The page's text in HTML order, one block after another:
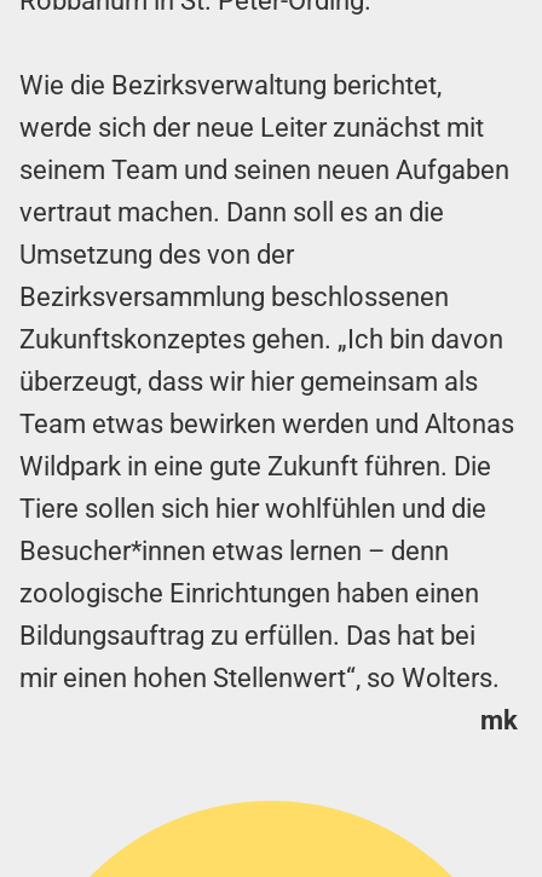
Wie die Bezirksverwaltung berichtet,
werde sich der neue Leiter zunächst mit
seinem Team und seinen neuen Aufgaben
vertraut machen. Dann soll es an die
Umsetzung des von der
Bezirksversammlung beschlossenen
Zukunftskonzeptes gehen. „Ich bin davon
überzeugt, dass wir hier gemeinsam als
Team etwas bewirken werden und Altonas
Wildpark in eine gute Zukunft führen. Die
Tiere sollen sich hier wohlfühlen und die
Besucher*innen etwas lernen – denn
zoologische Einrichtungen haben einen
Bildungsauftrag zu erfüllen. Das hat bei
mir einen hohen Stellenwert“, so Wolters.
mk